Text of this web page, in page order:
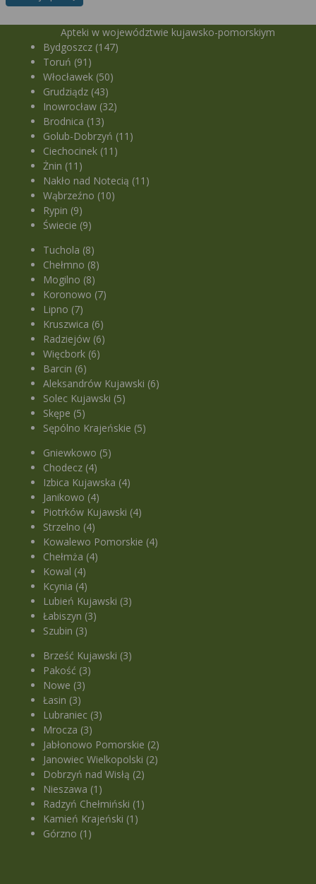
Apteki w województwie kujawsko-pomorskiym
Bydgoszcz (147)
Toruń (91)
Włocławek (50)
Grudziądz (43)
Inowrocław (32)
Brodnica (13)
Golub-Dobrzyń (11)
Ciechocinek (11)
Żnin (11)
Nakło nad Notecią (11)
Wąbrzeźno (10)
Rypin (9)
Świecie (9)
Tuchola (8)
Chełmno (8)
Mogilno (8)
Koronowo (7)
Lipno (7)
Kruszwica (6)
Radziejów (6)
Więcbork (6)
Barcin (6)
Aleksandrów Kujawski (6)
Solec Kujawski (5)
Skępe (5)
Sępólno Krajeńskie (5)
Gniewkowo (5)
Chodecz (4)
Izbica Kujawska (4)
Janikowo (4)
Piotrków Kujawski (4)
Strzelno (4)
Kowalewo Pomorskie (4)
Chełmża (4)
Kowal (4)
Kcynia (4)
Lubień Kujawski (3)
Łabiszyn (3)
Szubin (3)
Brześć Kujawski (3)
Pakość (3)
Nowe (3)
Łasin (3)
Lubraniec (3)
Mrocza (3)
Jabłonowo Pomorskie (2)
Janowiec Wielkopolski (2)
Dobrzyń nad Wisłą (2)
Nieszawa (1)
Radzyń Chełmiński (1)
Kamień Krajeński (1)
Górzno (1)